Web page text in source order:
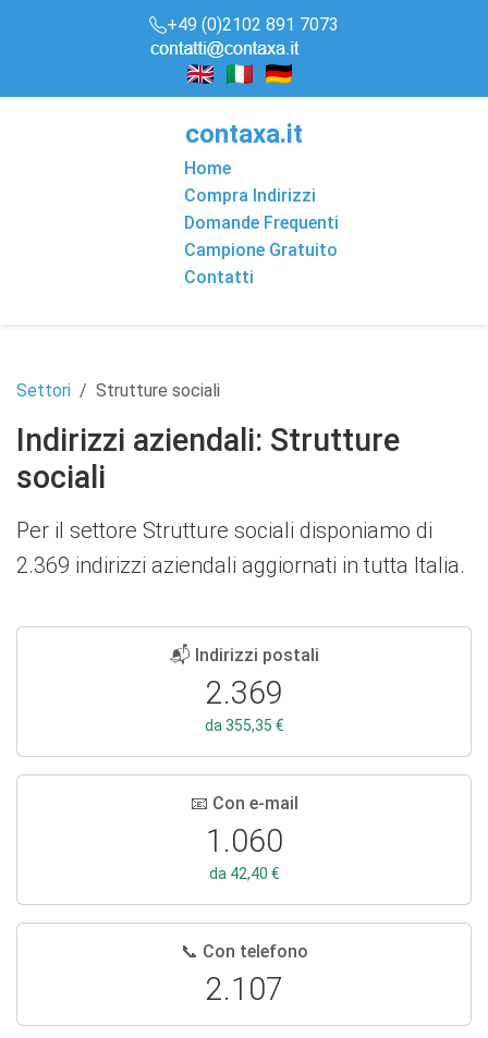
+49 (0)2102 891 7073
contaxa.it
Home
Compra Indirizzi
Domande Frequenti
Campione Gratuito
Contatti
Settori Strutture sociali
Indirizzi aziendali: Strutture
sociali
Per il settore Strutture sociali disponiamo di
2.369 indirizzi aziendali aggiornati in tutta Italia.
📬 Indirizzi postali
2.369
da 355,35 €
📧 Con e-mail
1.060
da 42,40 €
📞 Con telefono
2.107